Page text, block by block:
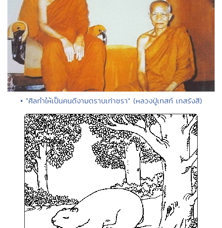
• "ศีลทำให้เป็นคนดีงามตราบเท่าชรา" (หลวงปู่เทสก์ เทสรังสี)